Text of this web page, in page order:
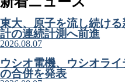
東大、原子を流し続け
計の連続計測へ前進
2026.08.07
ウシオ電機、ウシオラ
の合併を発表